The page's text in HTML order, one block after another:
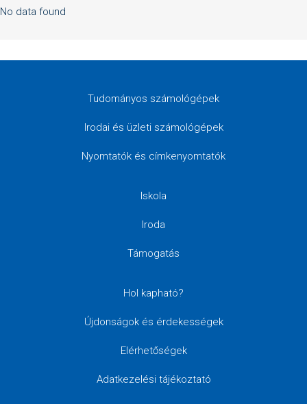
No data found
Tudományos számológépek
Irodai és üzleti számológépek
Nyomtatók és címkenyomtatók
Iskola
Iroda
Támogatás
Hol kapható?
Újdonságok és érdekességek
Elérhetőségek
Adatkezelési tájékoztató